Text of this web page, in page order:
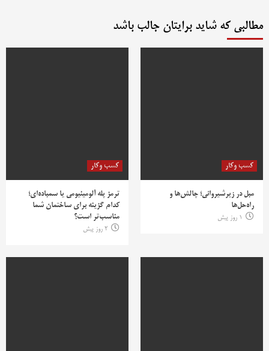
مطالبی که شاید برایتان جالب باشد
کسب وکار
مبل در زیرشیروانی؛ چالش‌ها و
راه‌حل‌ها
1 روز پیش
کسب وکار
ترمز پله آلومینیومی یا سمباده‌ای؛
کدام گزینه برای ساختمان شما
مناسب‌تر است؟
2 روز پیش